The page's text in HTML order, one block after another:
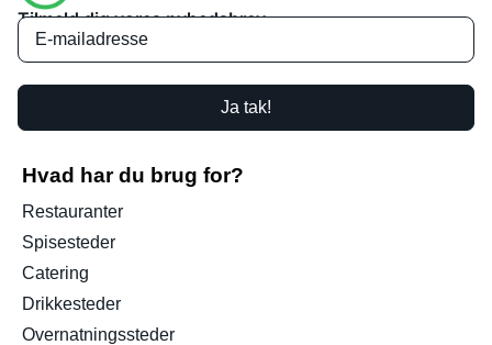
Tilmeld dig vores nyhedsbrev
Ja tak!
Hvad har du brug for?
Restauranter
Spisesteder
Catering
Drikkesteder
Overnatningssteder